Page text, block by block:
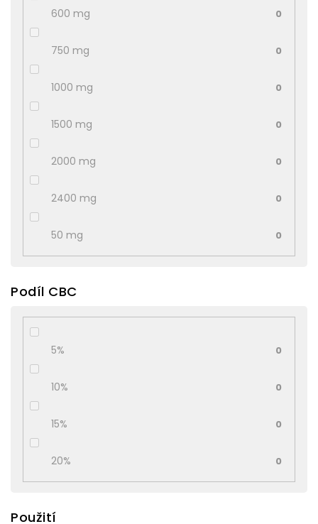
600 mg 0
750 mg 0
1000 mg 0
1500 mg 0
2000 mg 0
2400 mg 0
50 mg 0
Podíl CBC
5% 0
10% 0
15% 0
20% 0
Použití